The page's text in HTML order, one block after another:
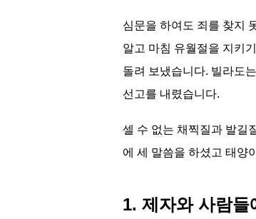
심문을 하여도 죄를 찾지
알고 마침 유월절을 지키
돌려 보냈습니다. 빌라도
선고를 내렸습니다.
셀 수 없는 채찍질과 발길
에 세 말씀을 하셨고 태양
1. 제자와 사람